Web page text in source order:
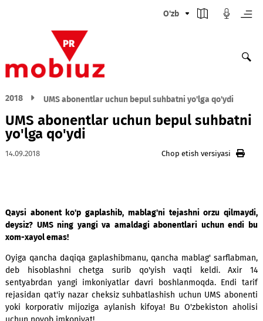
O'zb
UMS abonentlar uchun bepul
yo'lga qo'ydi
Qaysi abonent ko'p gaplashib, mablag'ni tejashni orzu
xom-xayol emas!
Oyiga qancha daqiqa gaplashibmanu, qancha mablag'
deb hisoblashni chetga surib qo'yish vaqti keldi.
sentyabrdan yangi imkoniyatlar davri boshlanmoqda.